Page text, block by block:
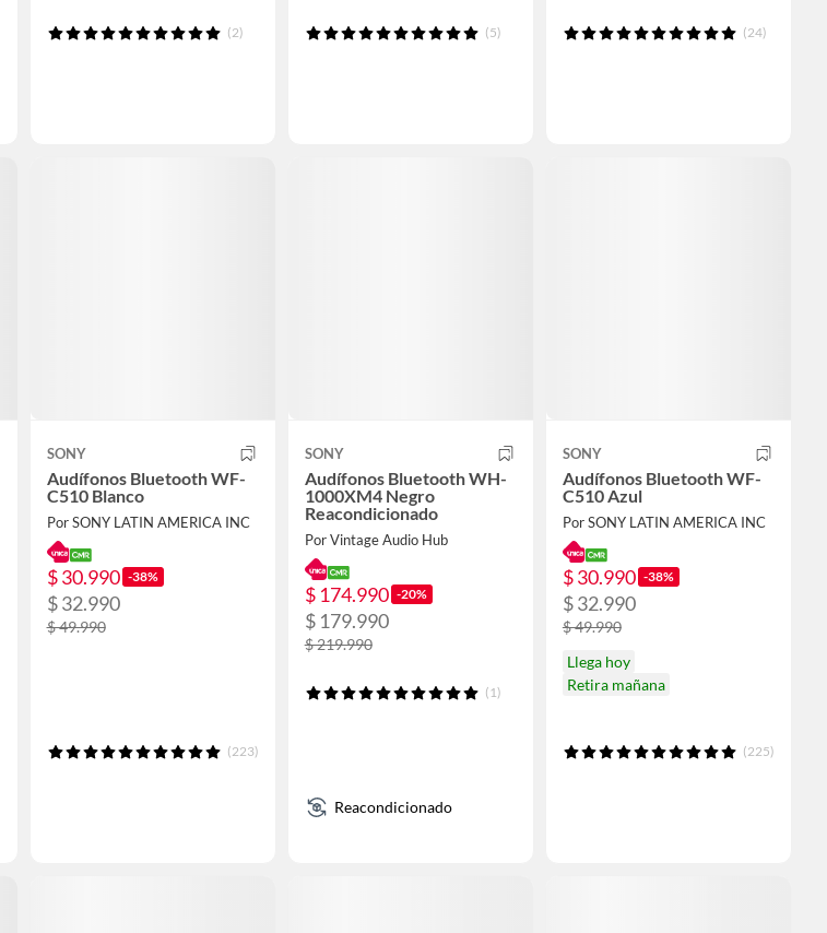
(2) (5) (24)
SONY
Audífonos Bluetooth WF-
C510 Blanco
Por SONY LATIN AMERICA INC
$ 30.990 -38%
$ 32.990
$ 49.990
(223)
SONY
Audífonos Bluetooth WH-
1000XM4 Negro
Reacondicionado
Por Vintage Audio Hub
$ 174.990 -20%
$ 179.990
$ 219.990
(1)
Reacondicionado
SONY
Audífonos Bluetooth WF-
C510 Azul
Por SONY LATIN AMERICA INC
$ 30.990 -38%
$ 32.990
$ 49.990
Llega hoy
Retira mañana
(225)